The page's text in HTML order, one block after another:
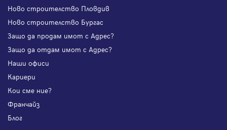
Ново строителство Пловдив
Ново строителство Бургас
Защо да продам имот с Адрес?
Защо да отдам имот с Адрес?
Наши офиси
Кариери
Кои сме ние?
Франчайз
Блог